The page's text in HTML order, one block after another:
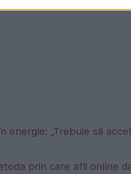
energie: „Trebuie să
prin care afli online